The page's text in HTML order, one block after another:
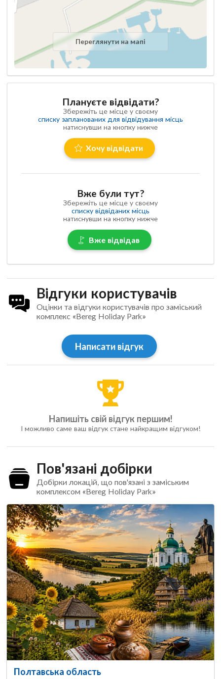
Переглянути на мапі
Плануєте відвідати?
Збережіть це місце у своєму
списку запланованих для відвідування місць
натиснувши на кнопку нижче
Хочу відвідати
Вже були тут?
Збережіть це місце у своєму
списку відвіданих місць
натиснувши на кнопку нижче
Вже відвідав
Відгуки користувачів
Оцінки та відгуки користувачів про заміський
комплекс «Bereg Holiday Park»
Написати відгук
Напишіть свій відгук першим!
І можливо саме ваш відгук стане найкращим відгуком!
Пов'язані добірки
Добірки локацій, що пов'язані з заміським
комплексом «Bereg Holiday Park»
Полтавська область